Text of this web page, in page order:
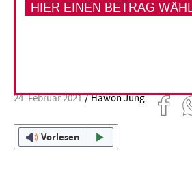
werden. 2018 hat eine
24. Februar 2021 Hawon Jung
Vorlesen
HIER EINEN BETRAG